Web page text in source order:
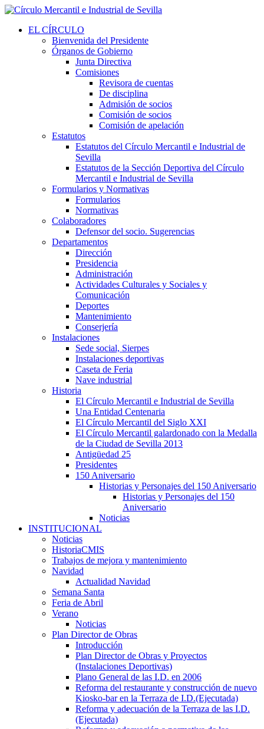
EL CÍRCULO
Bienvenida del Presidente
Órganos de Gobierno
Junta Directiva
Comisiones
Revisora de cuentas
De disciplina
Admisión de socios
Comisión de socios
Comisión de apelación
Estatutos
Estatutos del Círculo Mercantil e Industrial de
Sevilla
Estatutos de la Sección Deportiva del Círculo
Mercantil e Industrial de Sevilla
Formularios y Normativas
Formularios
Normativas
Colaboradores
Defensor del socio. Sugerencias
Departamentos
Dirección
Presidencia
Administración
Actividades Culturales y Sociales y
Comunicación
Deportes
Mantenimiento
Conserjería
Instalaciones
Sede social, Sierpes
Instalaciones deportivas
Caseta de Feria
Nave industrial
Historia
El Círculo Mercantil e Industrial de Sevilla
Una Entidad Centenaria
El Círculo Mercantil del Siglo XXI
El Círculo Mercantil galardonado con la Medalla
de la Ciudad de Sevilla 2013
Antigüedad 25
Presidentes
150 Aniversario
Historias y Personajes del 150 Aniversario
Historias y Personajes del 150
Aniversario
Noticias
INSTITUCIONAL
Noticias
HistoriaCMIS
Trabajos de mejora y mantenimiento
Navidad
Actualidad Navidad
Semana Santa
Feria de Abril
Verano
Noticias
Plan Director de Obras
Introducción
Plan Director de Obras y Proyectos
(Instalaciones Deportivas)
Plano General de las I.D. en 2006
Reforma del restaurante y construcción de nuevo
Kiosko-bar en la Terraza de I.D.(Ejecutada)
Reforma y adecuación de la Terraza de las I.D.
(Ejecutada)